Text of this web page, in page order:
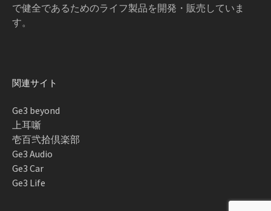
で健全であるためのライフ製品を開発・販売していま
す。
関連サイト
Ge3 beyond
上耳噺
壱百弐拾倶楽部
Ge3 Audio
Ge3 Car
Ge3 Life